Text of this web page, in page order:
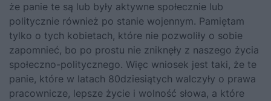
że panie te są lub były aktywne społecznie lub
politycznie również po stanie wojennym. Pamiętam
tylko o tych kobietach, które nie pozwoliły o sobie
zapomnieć, bo po prostu nie zniknęły z naszego życia
społeczno-politycznego. Więc wniosek jest taki, że te
panie, które w latach 80dziesiątych walczyły o prawa
pracownicze, lepsze życie i wolność słowa, a które